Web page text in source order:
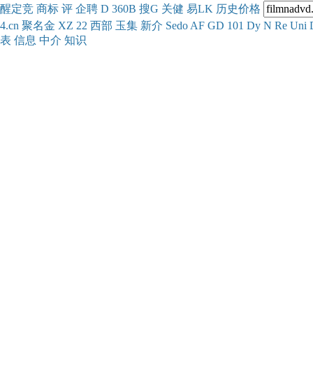
醒定竞 商标 评 企聘 D 360B 搜G 关健 易LK 历史价格
4.cn 聚名金 XZ 22 西部 玉集 新介 Sedo AF GD 101 Dy N Re Uni
表 信息 中介 知识